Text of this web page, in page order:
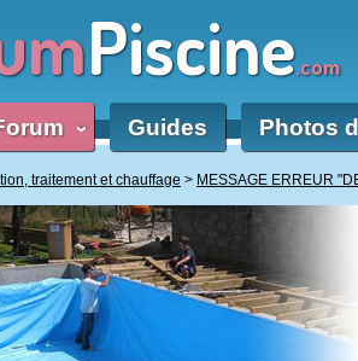
Piscine.com
‹ Guides Photos
traitement et chauffage MESSAGE ERREUR